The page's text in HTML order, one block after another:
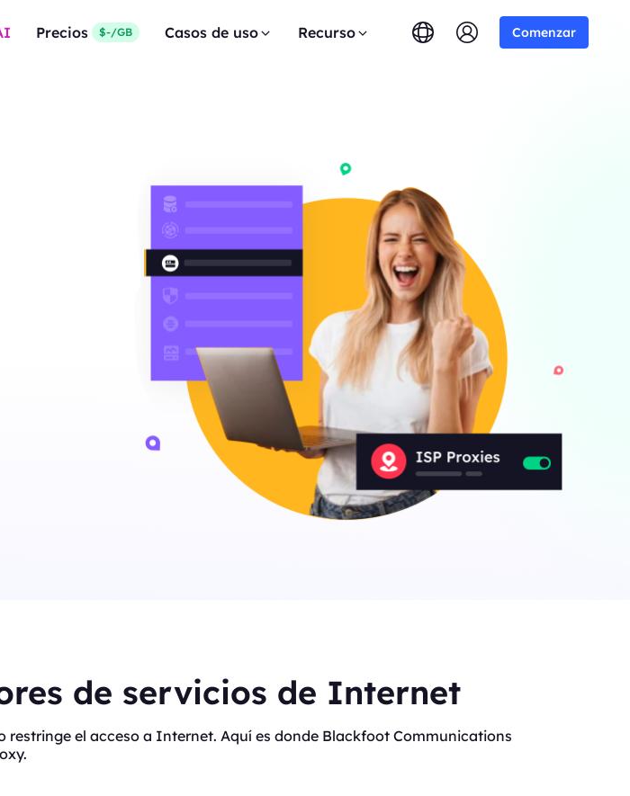
Precios $-/GB Casos de uso Recurso Comenzar
de servicios de Internet
el acceso a Internet. Aquí es donde Blackfoot Communications